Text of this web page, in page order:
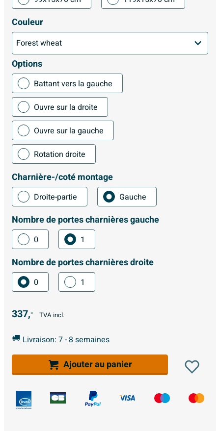
Couleur
Options
Battant vers la gauche
Ouvre sur la droite
Ouvre sur la gauche
Rotation droite
Charnière-/coté montage
Droite-partie Gauche
Nombre de portes charnières gauche
0 1
Nombre de portes charnières droite
0 1
337,- TVA incl.
Livraison: 7 - 8 semaines
Ajouter au panier